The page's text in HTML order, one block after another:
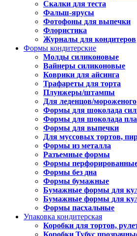
Скалки для теста
Фальш-ярусы
Фотофоны для выпечки
Флористика
Журналы для кондитеров
Формы кондитерские
Молды силиконовые
Вайнеры силиконовые
Коврики для айсинга
Трафареты для торта
Плунжеры/штампы
Для леденцов/мороженого
Формы для шоколада
Формы для шоколада
Формы для выпечки
Для муссовых тортов,
Формы из металла
Разъемные формы
Формы
Формы без дна
Формы бумажные
Бумажные формы для
Бумажные формы для
Формы пасхальные
Упаковка кондитерская
Коробки для тортов,
Коробки Тубус